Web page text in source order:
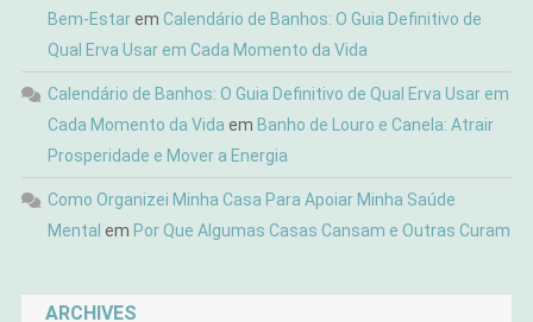
Bem-Estarem Calendário de Banhos: O Guia Definitivo de
Qual Erva Usar em Cada Momento da Vida
Calendário de Banhos: O Guia Definitivo de Qual Erva Usar em
Cada Momento da Vida em Banho de Louro e Canela: Atrair
Prosperidade e Mover a Energia
Como Organizei Minha Casa Para Apoiar Minha Saúde
Mental em Por Que Algumas Casas Cansam e Outras Curam
ARCHIVES